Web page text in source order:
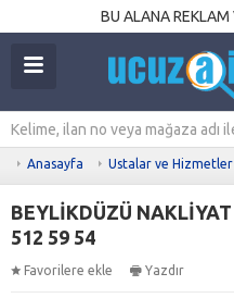
BU ALANA REKLAM
Anasayfa Ustalar ve Hizmetler
BEYLİKDÜZÜ
512 59 54
Favorilere ekle Yazdır